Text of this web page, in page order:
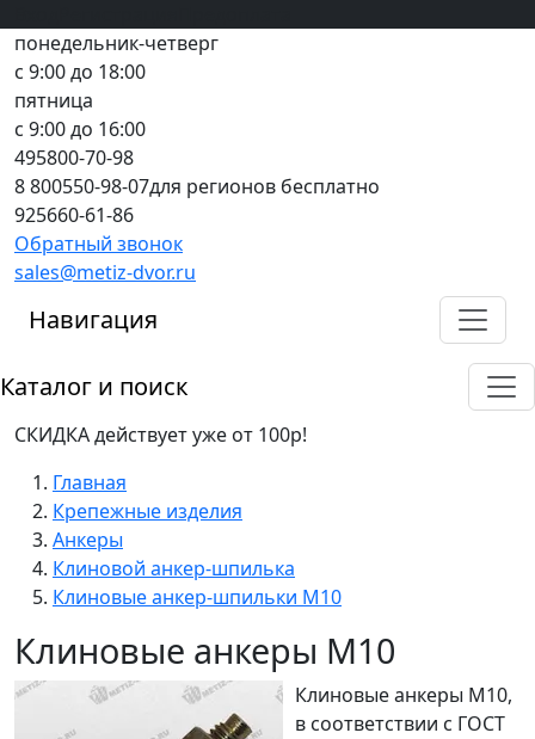
понедельник-четверг
с 9:00 до 18:00
пятница
с 9:00 до 16:00
495800-70-98
8 800550-98-07для регионов бесплатно
925660-61-86
Обратный звонок
sales@metiz-dvor.ru
Навигация
Каталог и поиск
СКИДКА действует уже от 100р!
Главная
Крепежные изделия
Анкеры
Клиновой анкер-шпилька
Клиновые анкер-шпильки М10
Клиновые анкеры М10
Клиновые анкеры М10,
в соответствии с ГОСТ